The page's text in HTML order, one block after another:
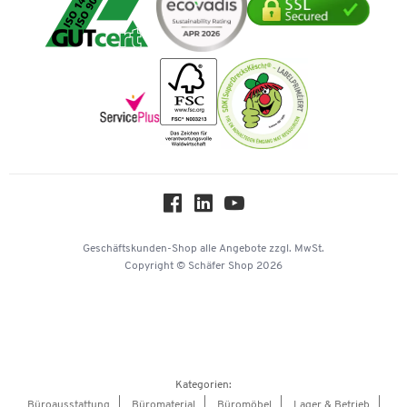
Verpacken & Versenden
Vertrag widerrufen
Impressum
Karriere
Vorkasse
Geschäftskunden-Shop alle Angebote zzgl. MwSt.
Copyright © Schäfer Shop 2026
Kategorien: